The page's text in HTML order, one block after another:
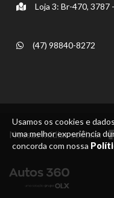
Usamos os cookies e
uma melhor experiência
concorda com nossa
Loja 3: Br-470, 3787
(47) 98840-8272
Nossas mídias sociais: